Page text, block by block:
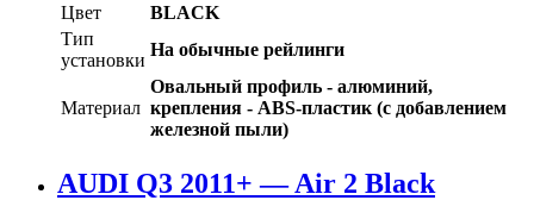
Цвет
BLACK
Тип
установки
На обычные рейлинги
Материал
Овальный профиль - алюминий,
крепления - ABS-пластик (с добавлением
железной пыли)
AUDI Q3 2011+ — Air 2 Black